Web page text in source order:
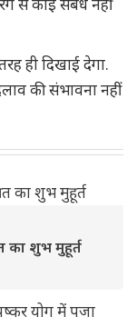
ही दिखाई देगा.
की संभावना नहीं
का शुभ मुहूर्त